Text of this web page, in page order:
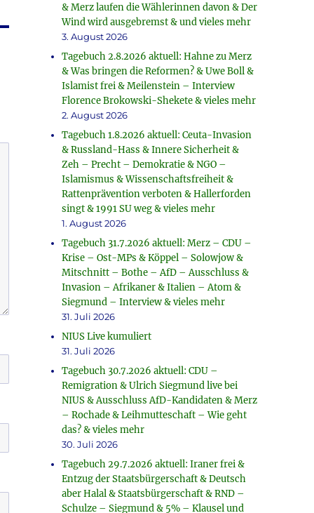
& Merz laufen die Wählerinnen davon & Der
Wind wird ausgebremst & und vieles mehr
3. August 2026
Tagebuch 2.8.2026 aktuell: Hahne zu Merz
& Was bringen die Reformen? & Uwe Boll &
Islamist frei & Meilenstein – Interview
Florence Brokowski-Shekete & vieles mehr
2. August 2026
Tagebuch 1.8.2026 aktuell: Ceuta-Invasion
& Russland-Hass & Innere Sicherheit &
Zeh – Precht – Demokratie & NGO –
Islamismus & Wissenschaftsfreiheit &
Rattenprävention verboten & Hallerforden
singt & 1991 SU weg & vieles mehr
1. August 2026
Tagebuch 31.7.2026 aktuell: Merz – CDU –
Krise – Ost-MPs & Köppel – Solowjow &
Mitschnitt – Bothe – AfD – Ausschluss &
Invasion – Afrikaner & Italien – Atom &
Siegmund – Interview & vieles mehr
31. Juli 2026
NIUS Live kumuliert
31. Juli 2026
Tagebuch 30.7.2026 aktuell: CDU –
Remigration & Ulrich Siegmund live bei
NIUS & Ausschluss AfD-Kandidaten & Merz
– Rochade & Leihmutteschaft – Wie geht
das? & vieles mehr
30. Juli 2026
Tagebuch 29.7.2026 aktuell: Iraner frei &
Entzug der Staatsbürgerschaft & Deutsch
aber Halal & Staatsbürgerschaft & RND –
Schulze – Siegmund & 5% – Klausel und